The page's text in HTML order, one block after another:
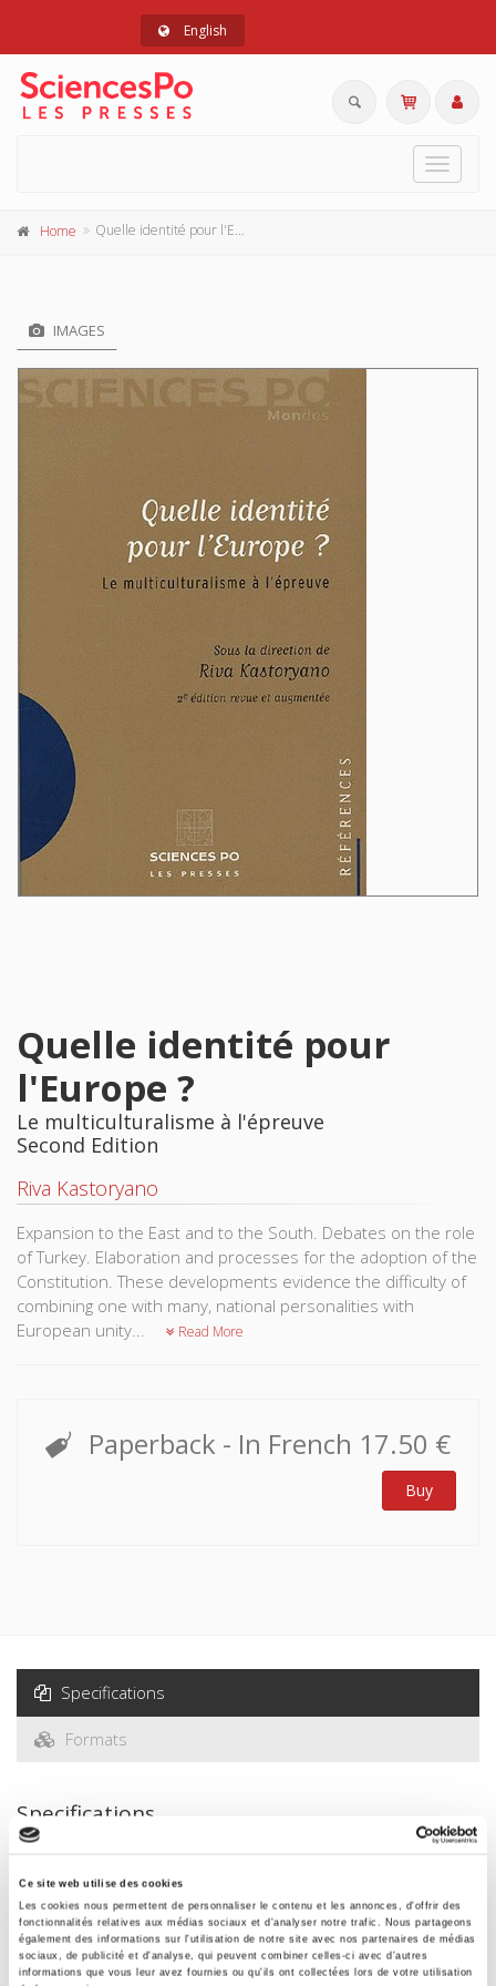
Ce site web utilise des cookies
Les cookies nous permettent de personnaliser le contenu et les annonces, d'offrir des
fonctionnalités relatives aux médias sociaux et d'analyser notre trafic. Nous partageons
également des informations sur l'utilisation de notre site avec nos partenaires de médias
sociaux, de publicité et d'analyse, qui peuvent combiner celles-ci avec d'autres
informations que vous leur avez fournies ou qu'ils ont collectées lors de votre utilisation
English
Toggle
Home Quelle identité pour l'Europe ?
IMAGES
Quelle identité pour
l'Europe ?
Le multiculturalisme à l'épreuve
Second Edition
Riva Kastoryano
Expansion to the East and to the South. Debates on the role
of Turkey. Elaboration and processes for the adoption of the
Constitution. These developments evidence the difficulty of
combining one with many, national personalities with
European unity...
Read More
Paperback - In French 17.50 €
Buy
Specifications
Formats
Specifications
Publisher
Presses de Sciences Po
Edition
2